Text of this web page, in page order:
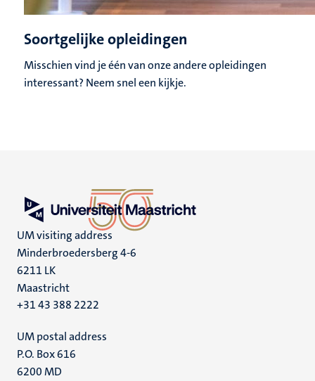
Soortgelijke opleidingen
Misschien vind je één van onze andere opleidingen
interessant? Neem snel een kijkje.
UM visiting address
Minderbroedersberg 4-6
6211 LK
Maastricht
+31 43 388 2222
UM postal address
P.O. Box 616
6200 MD